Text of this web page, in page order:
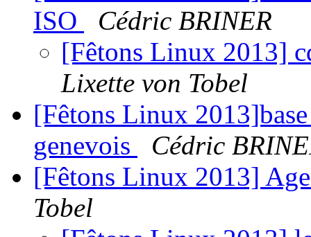
ISO
Cédric BRINER
[Fêtons Linux 2013]
Lixette von Tobel
[Fêtons Linux
genevois
Cédric
[Fêtons Linux 2013]
Tobel